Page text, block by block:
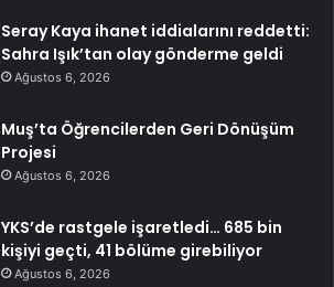
Seray Kaya ihanet iddialarını reddetti:
Sahra Işık’tan olay gönderme geldi
Ağustos 6, 2026
Muş’ta Öğrencilerden Geri Dönüşüm
Projesi
Ağustos 6, 2026
YKS’de rastgele işaretledi… 685 bin
kişiyi geçti, 41 bölüme girebiliyor
Ağustos 6, 2026